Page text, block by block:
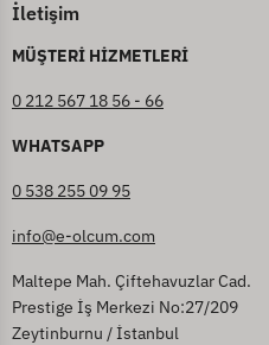
İletişim
MÜŞTERİ HİZMETLERİ
0 212 567 18 56 - 66
WHATSAPP
0 538 255 09 95
info@e-olcum.com
Maltepe Mah. Çiftehavuzlar Cad.
Prestige İş Merkezi No:27/209
Zeytinburnu / İstanbul